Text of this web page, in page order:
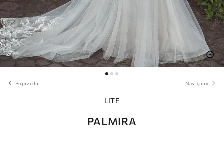
Poprzedni Następny
LITE
PALMIRA